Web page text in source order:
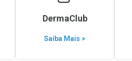
DermaClub
Saiba Mais >